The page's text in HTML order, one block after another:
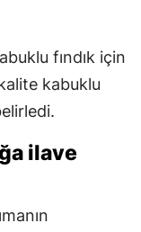
fındık için
kabuklu
ilave